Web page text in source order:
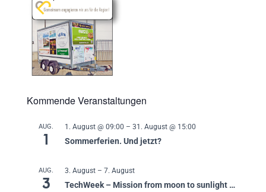
Kommende Veranstaltungen
AUG.
1
1. August @ 09:00 – 31. August @ 15:00
Sommerferien. Und jetzt?
AUG.
3
3. August – 7. August
TechWeek – Mission from moon to sunlight …